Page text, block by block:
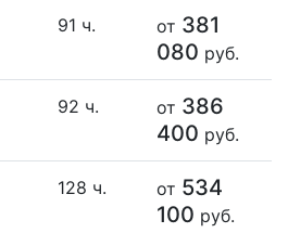
91 ч. от 381
080 руб.
92 ч. от 386
400 руб.
128 ч. от 534
100 руб.